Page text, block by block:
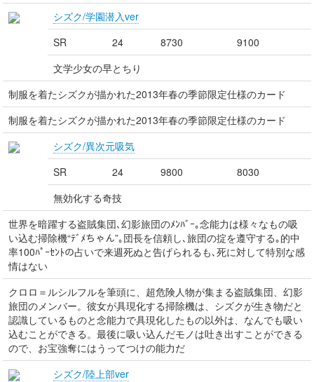
シズク/学園潜入ver
SR
24 8730
9100
文学少女の早とちり
制服を着たシズクが描かれた2013年春の季節限定仕様のカード
制服を着たシズクが描かれた2013年春の季節限定仕様のカード
シズク/異次元吸気
SR
24 9800
8030
無効化する奇技
世界を暗躍する盗賊集団､幻影旅団のﾒﾝﾊﾞｰ｡念能力は様々なもの吸
い込む掃除機“ﾃﾞﾒちゃん”｡団長を信頼し､旅団の掟を遵守する｡的中
率100ﾊﾟｰｾﾝﾄの占いで来週死ぬと告げられるも､死に対して特別な感
情はない
クロロ＝ルシルフルを筆頭に、超危険人物が集まる盗賊集団、幻影
旅団のメンバー。彼女が具現化する掃除機は、シズクが生き物だと
認識しているものと念能力で具現化したもの以外は、なんでも吸い
込むことができる。最後に吸い込んだモノは吐き出すことができる
ので、お宝強奪にはうってつけの能力だ
シズク/陸上部ver